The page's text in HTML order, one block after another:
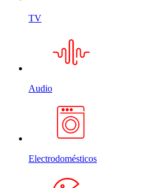
TV
Audio
Electrodomésticos